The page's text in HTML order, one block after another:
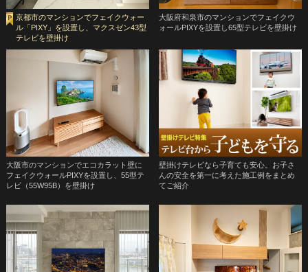
京都市のマンションでフェイクウォー
ル「PIXY」を設置し、マクスゼン43型
テレビを壁掛け
大阪府和泉市のマンションでフェイクウ
ォールPIXYを設置し65型テレビを壁掛け
大阪市のマンションでエコカラット壁に
フェイクウォールPIXYを設置し、55型テ
レビ（55W95B）を壁掛け
壁掛けテレビなら子育ても安心。お子さ
んの安全を第一に考えた施工例をまとめ
てご紹介